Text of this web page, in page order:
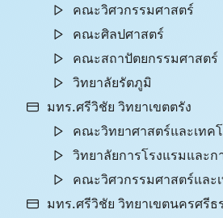
คณะวิศวกรรมศาสตร์​
คณะศิลปศาสตร์​
คณะสถาปัตยกรรมศาสตร์
วิทยาลัยรัตภูมิ​
มทร.ศรีวิชัย วิทยาเขตตรัง
คณะวิทยาศาสตร์และเทค
วิทยาลัยการโรงแรมและก
คณะวิศวกรรมศาสตร์และ
มทร.ศรีวิชัย วิทยาเขตนครศรีธ